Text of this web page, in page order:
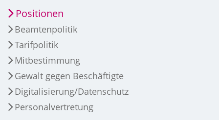
Positionen
Beamtenpolitik
Tarifpolitik
Mitbestimmung
Gewalt gegen Beschäftigte
Digitalisierung/Datenschutz
Personalvertretung